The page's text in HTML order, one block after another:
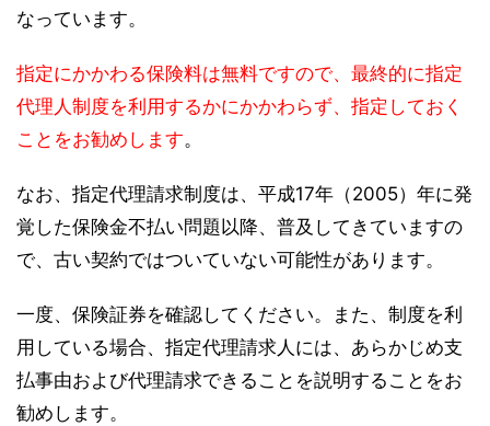
なっています。
指定にかかわる保険料は無料ですので、最終的に指定
代理人制度を利用するかにかかわらず、指定しておく
ことをお勧めします。
なお、指定代理請求制度は、平成17年（2005）年に発
覚した保険金不払い問題以降、普及してきていますの
で、古い契約ではついていない可能性があります。
一度、保険証券を確認してください。また、制度を利
用している場合、指定代理請求人には、あらかじめ支
払事由および代理請求できることを説明することをお
勧めします。